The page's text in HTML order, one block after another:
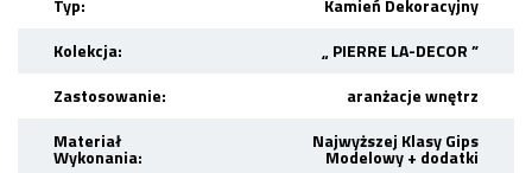
Typ:
Kamień Dekoracyjny
Kolekcja:
„ PIERRE LA-DECOR ”
Zastosowanie:
aranżacje wnętrz
Materiał
Wykonania:
Najwyższej Klasy Gips
Modelowy + dodatki